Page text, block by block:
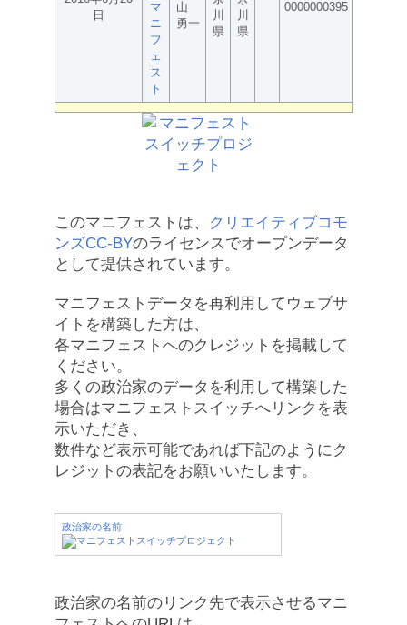
日
マ
ニ
フ
ェ
ス
ト
山
勇一
川
県
川
県
0000000395
このマニフェストは、
クリエイティブコモ
ンズCC-BYのライセンスでオープンデータ
として提供されています。
マニフェストデータを再利用してウェブサ
イトを構築した方は、
各マニフェストへのクレジットを掲載して
ください。
多くの政治家のデータを利用して構築した
場合はマニフェストスイッチへリンクを表
示いただき、
数件など表示可能であれば下記のようにク
レジットの表記をお願いいたします。
政治家の名前
政治家の名前のリンク先で表示させるマニ